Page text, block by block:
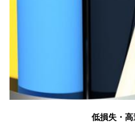
低損失・